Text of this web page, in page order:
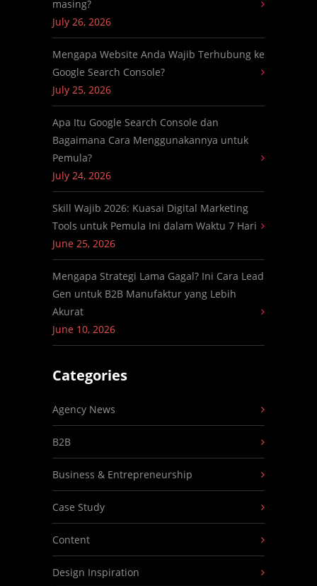
masing?
July 26, 2026
Mengapa Website Anda Wajib Terhubung ke
Google Search Console?
July 25, 2026
Apa Itu Google Search Console dan
Bagaimana Cara Menggunakannya untuk
Pemula?
July 24, 2026
Skill Wajib 2026: Kuasai Digital Marketing
Tools untuk Pemula Ini dalam Waktu 7 Hari
June 25, 2026
Mengapa Strategi Lama Gagal? Ini Cara Lead
Gen untuk B2B Manufaktur yang Lebih
Akurat
June 10, 2026
Categories
Agency News
B2B
Business & Entrepreneurship
Case Study
Content
Design Inspiration